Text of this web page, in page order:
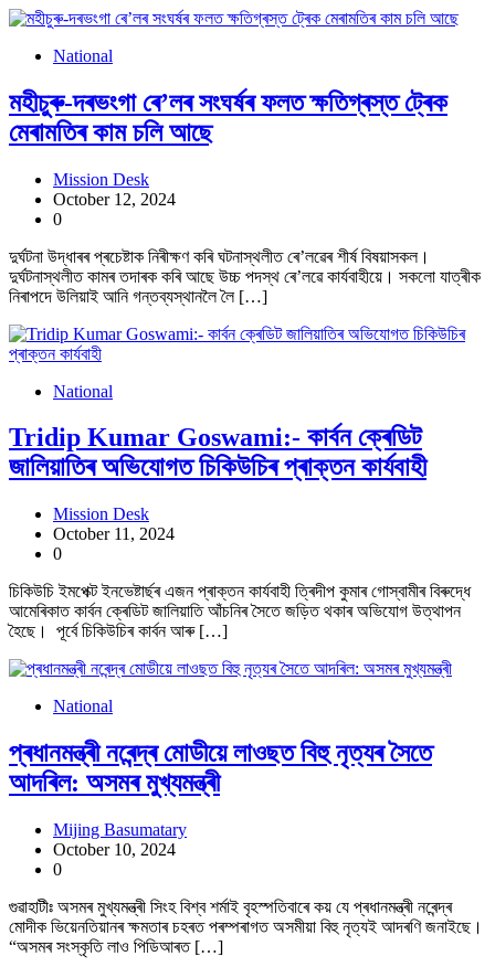
National
মহীচুৰু-দৰভংগা ৰে’লৰ সংঘৰ্ষৰ ফলত ক্ষতিগ্ৰস্ত ট্ৰেক
মেৰামতিৰ কাম চলি আছে
Mission Desk
October 12, 2024
0
দুৰ্ঘটনা উদ্ধাৰৰ প্ৰচেষ্টাক নিৰীক্ষণ কৰি ঘটনাস্থলীত ৰে’লৱেৰ শীৰ্ষ বিষয়াসকল।
দুৰ্ঘটনাস্থলীত কামৰ তদাৰক কৰি আছে উচ্চ পদস্থ ৰে’লৱে কাৰ্যবাহীয়ে। সকলো যাত্ৰীক
নিৰাপদে উলিয়াই আনি গন্তব্যস্থানলৈ লৈ […]
National
Tridip Kumar Goswami:- কাৰ্বন ক্ৰেডিট
জালিয়াতিৰ অভিযোগত চিকিউচিৰ প্ৰাক্তন কাৰ্যবাহী
Mission Desk
October 11, 2024
0
চিকিউচি ইমপেক্ট ইনভেষ্টাৰ্ছৰ এজন প্ৰাক্তন কাৰ্যবাহী ত্ৰিদীপ কুমাৰ গোস্বামীৰ বিৰুদ্ধে
আমেৰিকাত কাৰ্বন ক্ৰেডিট জালিয়াতি আঁচনিৰ সৈতে জড়িত থকাৰ অভিযোগ উত্থাপন
হৈছে। পূৰ্বে চিকিউচিৰ কাৰ্বন আৰু […]
National
প্ৰধানমন্ত্ৰী নৰেন্দ্ৰ মোডীয়ে লাওছত বিহু নৃত্যৰ সৈতে
আদৰিল: অসমৰ মুখ্যমন্ত্ৰী
Mijing Basumatary
October 10, 2024
0
গুৱাহাটীঃ অসমৰ মুখ্যমন্ত্ৰী সিংহ বিশ্ব শৰ্মাই বৃহস্পতিবাৰে কয় যে প্ৰধানমন্ত্ৰী নৰেন্দ্ৰ
মোদীক ভিয়েনতিয়ানৰ ক্ষমতাৰ চহৰত পৰম্পৰাগত অসমীয়া বিহু নৃত্যই আদৰণি জনাইছে।
“অসমৰ সংস্কৃতি লাও পিডিআৰত […]